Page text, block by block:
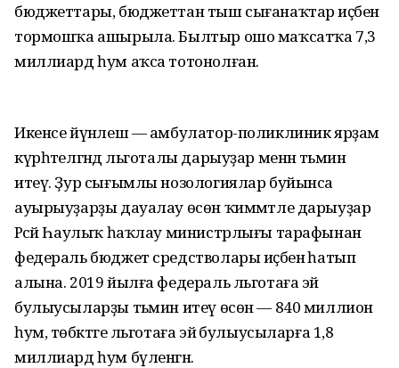
бюджеттары, бюджеттан тыш сығанаҡтар иҫәбенә
тормош­ҡа ашырыла. Былтыр ошо маҡсат­ҡа 7,3
миллиард һум аҡса тото­нолған.
Икенсе йүнәлеш — амбулатор-поликлиник ярҙам
күрһәтелгәндә льготалы дарыуҙар менән тәьмин
итеү. Ҙур сығымлы нозологиялар буйынса
ауырыуҙарҙы дауалау өсөн ҡиммәтле дарыуҙар
Рәсәй Һаулыҡ һаҡлау министрлығы тарафынан
федераль бюджет средстволары иҫәбенә һатып
алына. 2019 йылға федераль льготаға эйә
булыусыларҙы тәьмин итеү өсөн — 840 миллион
һум, төбәк­тәге льготаға эйә булыусыларға 1,8
миллиард һум бүленгән.